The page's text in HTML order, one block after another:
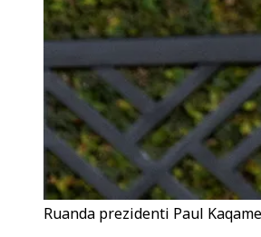
Ruanda prezidenti Paul